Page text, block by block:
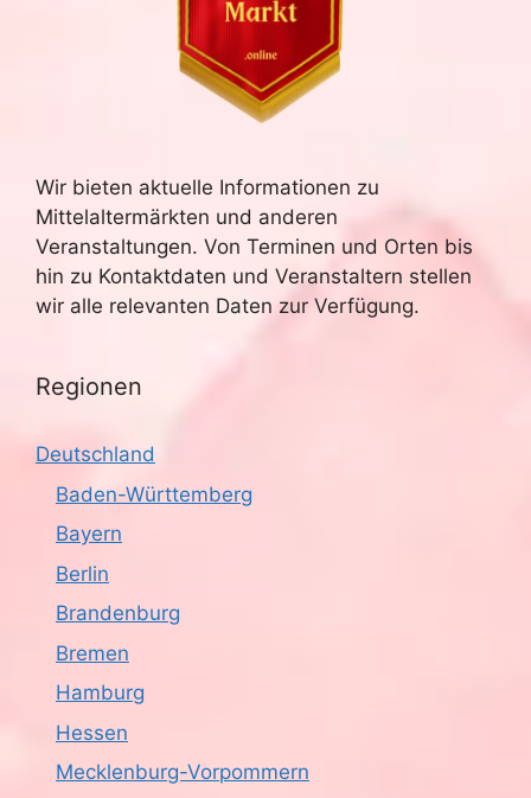
Wir bieten aktuelle Informationen zu
Mittelaltermärkten und anderen
Veranstaltungen. Von Terminen und Orten bis
hin zu Kontaktdaten und Veranstaltern stellen
wir alle relevanten Daten zur Verfügung.
Regionen
Deutschland
Baden-Württemberg
Bayern
Berlin
Brandenburg
Bremen
Hamburg
Hessen
Mecklenburg-Vorpommern